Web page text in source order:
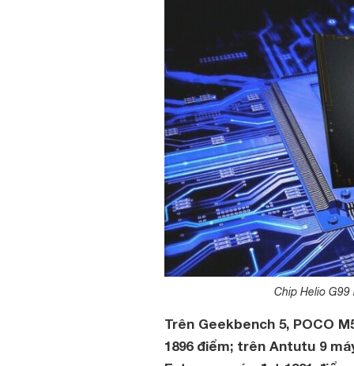
Chip Helio
Trên Geekbench 5, POCO
1896 điểm; trên Antutu 9